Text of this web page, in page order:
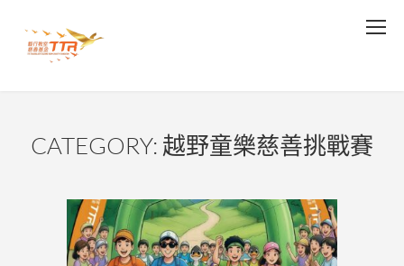
CATEGORY: 越野童樂慈善挑戰賽